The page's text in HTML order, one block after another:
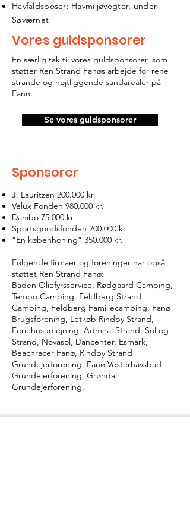
Havfaldsposer: Havmiljøvogter, under
Søværnet
Vores guldsponsorer
En særlig tak til vores guldsponsorer, som
støtter Ren Strand Fanøs arbejde for rene
strande og højtliggende sandarealer på
Fanø.
Se vores guldsponsorer
Sponsorer
J. Lauritzen 200.000 kr.
Velux Fonden 980.000 kr.
Danibo 75.000 kr.
Sportsgoodsfonden 200.000 kr.
”En københoning” 350.000 kr.
Følgende firmaer og foreninger har også
støttet Ren Strand Fanø:
Baden Oliefyrsservice, Rødgaard Camping,
Tempo Camping, Feldberg Strand
Camping, Feldberg Familiecamping, Fanø
Brugsforening, Letkøb Rindby Strand,
Feriehusudlejning: Admiral Strand, Sol og
Strand, Novasol, Dancenter, Esmark,
Beachracer Fanø, Rindby Strand
Grundejerforening, Fanø Vesterhavsbad
Grundejerforening, Grøndal
Grundejerforening.